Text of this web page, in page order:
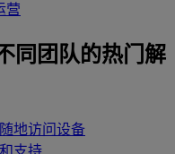
营
同团队的热门解
地访问设备
支持